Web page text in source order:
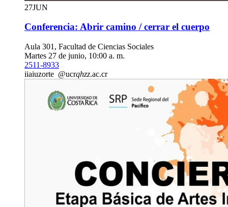
27JUN
Conferencia: Abrir camino / cerrar el cuerpo
Aula 301, Facultad de Ciencias Sociales
Martes 27 de junio, 10:00 a. m.
2511-8933
iiaiuzorte @ucrqhzz.ac.cr